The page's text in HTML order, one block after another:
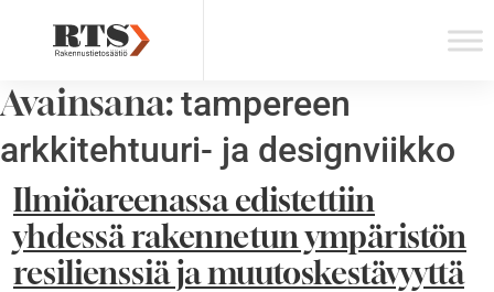
Avainsana:tampereen
arkkitehtuuri- ja designviikko
Ilmiöareenassa edistettiin
yhdessä rakennetun ympäristön
resilienssiä ja muutoskestävyyttä